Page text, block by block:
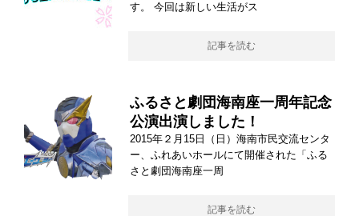
す。 今回は新しい生活がス
記事を読む
ふるさと劇団海南座一周年記念
公演出演しました！
2015年２月15日（日）海南市民交流センタ
ー、ふれあいホールにて開催された「ふる
さと劇団海南座一周
記事を読む